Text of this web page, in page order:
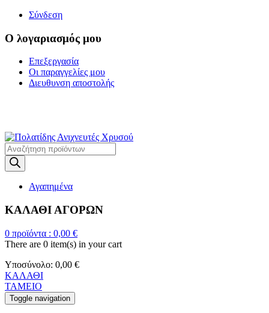
Σύνδεση
Ο λογαριασμός μου
Επεξεργασία
Οι παραγγελίες μου
Διευθυνση αποστολής
Products
search
Αγαπημένα
ΚΑΛΑΘΙ ΑΓΟΡΩΝ
0 προϊόντα : 0,00 €
There are 0 item(s) in your cart
Υποσύνολο: 0,00 €
ΚΑΛΑΘΙ
ΤΑΜΕΙΟ
Toggle navigation